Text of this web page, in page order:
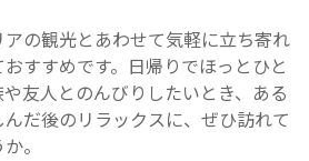
の観光とあわせて気軽に立ち寄れ
すすめです。日帰りでほっとひと
友人とのんびりしたいとき、ある
だ後のリラックスに、ぜひ訪れて
。